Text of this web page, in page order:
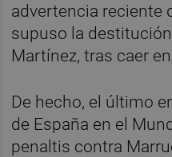
advertencia reciente
supuso la
Martínez, tras caer
De hecho, el último
de España en el
penaltis contra